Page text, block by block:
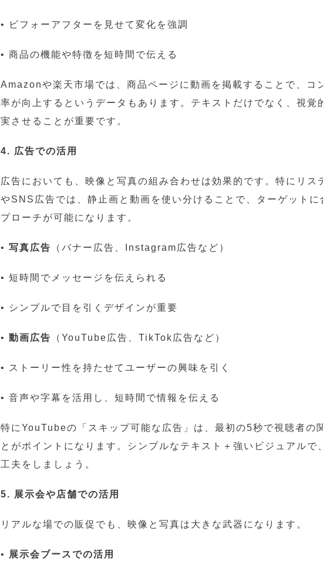
• ビフォーアフターを見せて変化を強調
• 商品の機能や特徴を短時間で伝える
Amazonや楽天市場では、商品ページに動画を掲載することで、コ
率が向上するというデータもあります。テキストだけでなく、視覚
実させることが重要です。
4. 広告での活用
広告においても、映像と写真の組み合わせは効果的です。特にリス
やSNS広告では、静止画と動画を使い分けることで、ターゲットに
プローチが可能になります。
• 写真広告 （バナー広告、Instagram広告など）
• 短時間でメッセージを伝えられる
• シンプルで目を引くデザインが重要
• 動画広告 （YouTube広告、TikTok広告など）
• ストーリー性を持たせてユーザーの興味を引く
• 音声や字幕を活用し、短時間で情報を伝える
特にYouTubeの「スキップ可能な広告」は、最初の5秒で視聴者の
とがポイントになります。シンプルなテキスト＋強いビジュアルで
工夫をしましょう。
5. 展示会や店舗での活用
リアルな場での販促でも、映像と写真は大きな武器になります。
• 展示会ブースでの活用